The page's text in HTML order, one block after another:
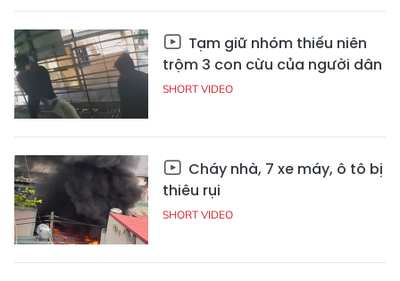
Tạm giữ nhóm thiếu niên
trộm 3 con cừu của người dân
SHORT VIDEO
Cháy nhà, 7 xe máy, ô tô bị
thiêu rụi
SHORT VIDEO